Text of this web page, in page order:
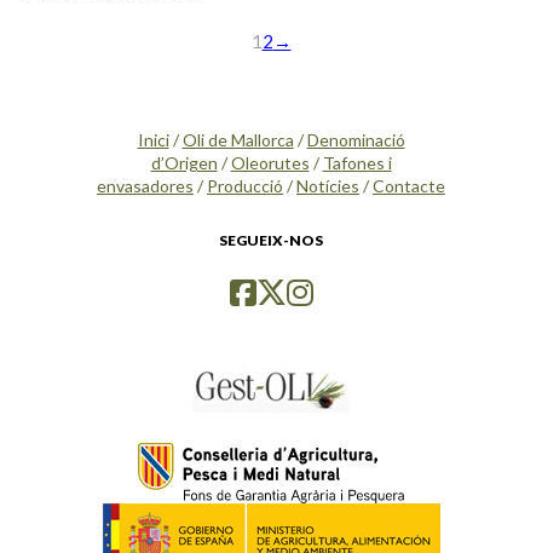
1 2 →
Inici/Oli de Mallorca /Denominació
d’Origen /Oleorutes / Tafones i
envasadores / Producció /Notícies /Contacte
SEGUEIX-NOS